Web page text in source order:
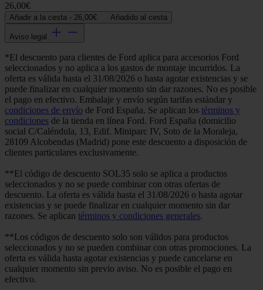
26,00€
Añadir a la cesta - 26,00€ Añadido al cesta
Aviso legal
*El descuento para clientes de Ford aplica para accesorios Ford
seleccionados y no aplica a los gastos de montaje incurridos. La
oferta es válida hasta el 31/08/2026 o hasta agotar existencias y se
puede finalizar en cualquier momento sin dar razones. No es posible
el pago en efectivo. Embalaje y envío según tarifas estándar y
condiciones de envío de Ford España. Se aplican los términos y
condiciones de la tienda en línea Ford. Ford España (domicilio
social C/Caléndula, 13, Edif. Miniparc IV, Soto de la Moraleja,
28109 Alcobendas (Madrid) pone este descuento a disposición de
clientes particulares exclusivamente.
**El código de descuento SOL35 solo se aplica a productos
seleccionados y no se puede combinar con otras ofertas de
descuento. La oferta es válida hasta el 31/08/2026 o hasta agotar
existencias y se puede finalizar en cualquier momento sin dar
razones. Se aplican términos y condiciones generales.
**Los códigos de descuento solo son válidos para productos
seleccionados y no se pueden combinar con otras promociones. La
oferta es válida hasta agotar existencias y puede cancelarse en
cualquier momento sin previo aviso. No es posible el pago en
efectivo.